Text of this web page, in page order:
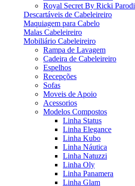
Royal Secret By Ricki Parodi
Descartáveis de Cabeleireiro
Maquiagem para Cabelo
Malas Cabeleireiro
Mobiliário Cabeleireiro
Rampa de Lavagem
Cadeira de Cabeleireiro
Espelhos
Recepções
Sofas
Moveis de Apoio
Acessorios
Modelos Compostos
Linha Status
Linha Elegance
Linha Kubo
Linha Náutica
Linha Natuzzi
Linha Oly
Linha Panamera
Linha Glam